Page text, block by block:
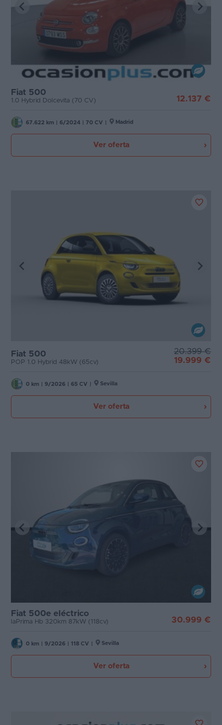
Fiat 500
1.0 Hybrid Dolcevita (70 CV) 12.137 €
67.622 km 6/2024 70 CV Madrid
Ver oferta
Fiat 500
POP 1.0 Hybrid 48kW (65cv)
20.399 €
19.999 €
0 km 9/2026 65 CV Sevilla
Ver oferta
Fiat 500e eléctrico
laPrima Hb 320km 87kW (118cv) 30.999 €
0 km 9/2026 118 CV Sevilla
Ver oferta